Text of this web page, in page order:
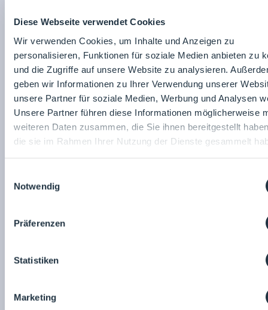
Diese Webseite verwendet Cookies
Wir verwenden Cookies, um Inhalte und Anzeigen zu
personalisieren, Funktionen für soziale Medien anbieten zu
und die Zugriffe auf unsere Website zu analysieren.
geben wir Informationen zu Ihrer Verwendung unserer
unsere Partner für soziale Medien, Werbung und Analysen
Unsere Partner führen diese Informationen möglicherweise
weiteren Daten zusammen, die Sie ihnen bereitgestellt
die sie im Rahmen Ihrer Nutzung der Dienste gesammelt
Notwendig
Präferenzen
Statistiken
Marketing
Pharmatec GmbH - a Syntegon company
Dampf-Luftgemischsterilisatoren SDR
17.04.2023
Pharmatec GmbH - a Syntegon company